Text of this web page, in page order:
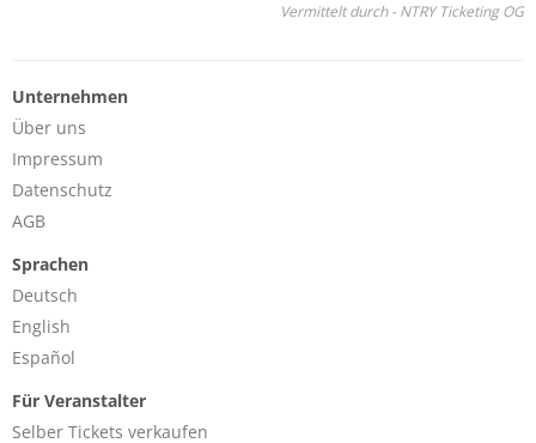
Vermittelt durch - NTRY Ticketing OG
Unternehmen
Über uns
Impressum
Datenschutz
AGB
Sprachen
Deutsch
English
Español
Für Veranstalter
Selber Tickets verkaufen